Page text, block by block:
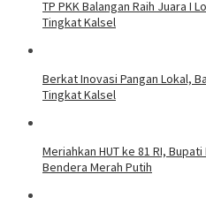
TP PKK Balangan Raih Juara I
Tingkat Kalsel
Berkat Inovasi Pangan Lokal,
Tingkat Kalsel
Meriahkan HUT ke 81 RI,
Bendera Merah Putih